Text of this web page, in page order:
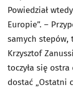
Powiedział
Europie”. –
samych stepów,
Krzysztof
toczyła się
dostać „Ostatni